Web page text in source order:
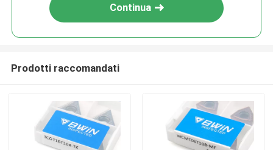
Continua
Prodotti raccomandati